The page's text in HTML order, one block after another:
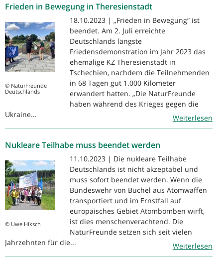
Frieden in Bewegung in Theresienstadt
© NaturFreunde
Deutschlands
18.10.2023 | „Frieden in Bewegung“ ist
beendet. Am 2. Juli erreichte
Deutschlands längste
Friedensdemonstration im Jahr 2023 das
ehemalige KZ Theresienstadt in
Tschechien, nachdem die Teilnehmenden
in 68 Tagen gut 1.000 Kilometer
erwandert hatten. „Die NaturFreunde
haben während des Krieges gegen die
Ukraine...
Weiterlesen
Nukleare Teilhabe muss beendet werden
© Uwe Hiksch
11.10.2023 | Die nukleare Teilhabe
Deutschlands ist nicht akzeptabel und
muss sofort beendet werden. Wenn die
Bundeswehr von Büchel aus Atomwaffen
transportiert und im Ernstfall auf
europäisches Gebiet Atombomben wirft,
ist dies menschenverachtend. Die
NaturFreunde setzen sich seit vielen
Jahrzehnten für die...
Weiterlesen